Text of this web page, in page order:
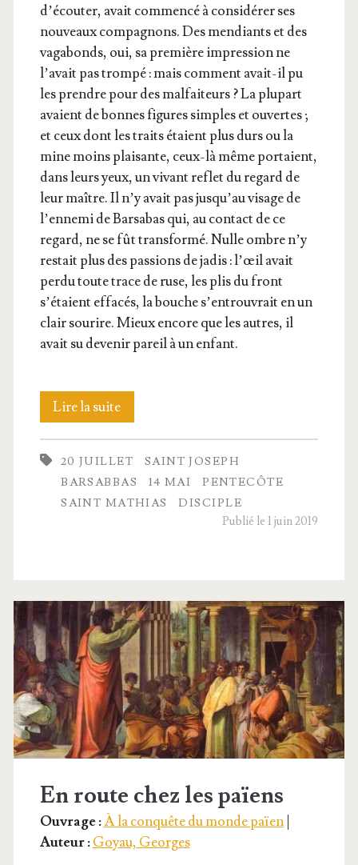
d’écouter, avait com­men­cé à consi­dé­rer ses
nou­veaux com­pa­gnons. Des men­diants et des
vaga­bonds, oui, sa pre­mière impres­sion ne
l’avait pas trom­pé : mais com­ment avait-il pu
les prendre pour des mal­fai­teurs ? La plu­part
avaient de bonnes figures simples et ouvertes ;
et ceux dont les traits étaient plus durs ou la
mine moins plai­sante, ceux-là même por­taient,
dans leurs yeux, un vivant reflet du regard de
leur maître. Il n’y avait pas jusqu’au visage de
l’ennemi de Bar­sa­bas qui, au contact de ce
regard, ne se fût trans­for­mé. Nulle ombre n’y
res­tait plus des pas­sions de jadis : l’œil avait
per­du toute trace de ruse, les plis du front
s’étaient effa­cés, la bouche s’entrouvrait en un
clair sou­rire. Mieux encore que les autres, il
avait su deve­nir pareil à un enfant.
Lire la suiteBar­
sa­
bas
ou
langues
20 JUILLET
SAINT JOSEPH
BARSABBAS
14 MAI
PENTECÔTE
SAINT MATHIAS
DISCIPLE
Publié le 1 juin 2019
En route chez les païens
Ouvrage :À la conquête du monde païen|
Auteur :Goyau, Georges